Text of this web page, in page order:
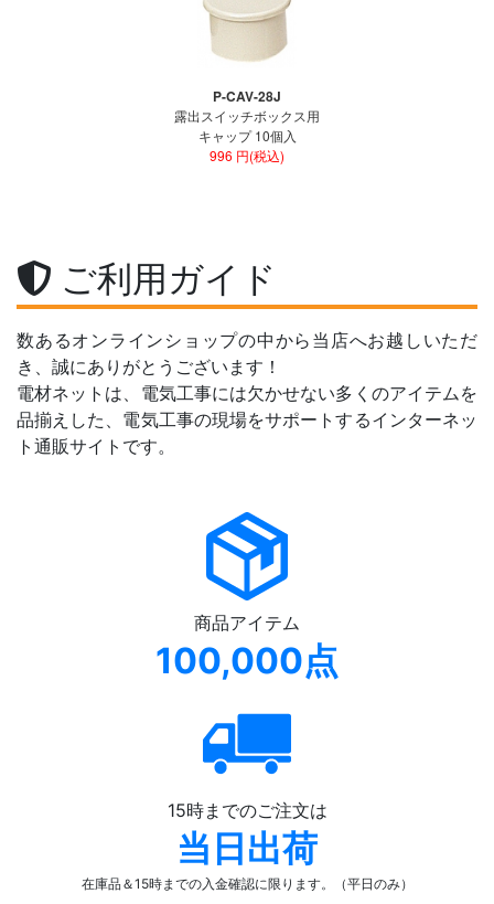
P-CAV-28J
露出スイッチボックス用
キャップ 10個入
996 円(税込)
ご利用ガイド
数あるオンラインショップの中から当店へお越しいただ
き、誠にありがとうございます！
電材ネットは、電気工事には欠かせない多くのアイテムを
品揃えした、電気工事の現場をサポートするインターネッ
ト通販サイトです。
商品アイテム
100,000点
15時までのご注文は
当日出荷
在庫品＆15時までの入金確認に限ります。（平日のみ）